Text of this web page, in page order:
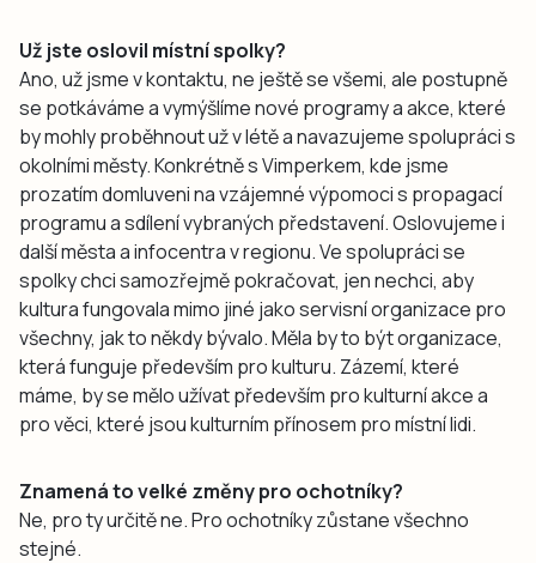
Už jste oslovil místní spolky?
Ano, už jsme v kontaktu, ne ještě se všemi, ale postupně
se potkáváme a vymýšlíme nové programy a akce, které
by mohly proběhnout už v létě a navazujeme spolupráci s
okolními městy. Konkrétně s Vimperkem, kde jsme
prozatím domluveni na vzájemné výpomoci s propagací
programu a sdílení vybraných představení. Oslovujeme i
další města a infocentra v regionu. Ve spolupráci se
spolky chci samozřejmě pokračovat, jen nechci, aby
kultura fungovala mimo jiné jako servisní organizace pro
všechny, jak to někdy bývalo. Měla by to být organizace,
která funguje především pro kulturu. Zázemí, které
máme, by se mělo užívat především pro kulturní akce a
pro věci, které jsou kulturním přínosem pro místní lidi.
Znamená to velké změny pro ochotníky?
Ne, pro ty určitě ne. Pro ochotníky zůstane všechno
stejné.